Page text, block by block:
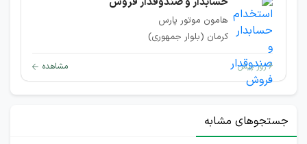
هامون موتور پارس
کرمان (بلوار جمهوری)
۶ روز پیش مشاهده
جستجوهای مشابه